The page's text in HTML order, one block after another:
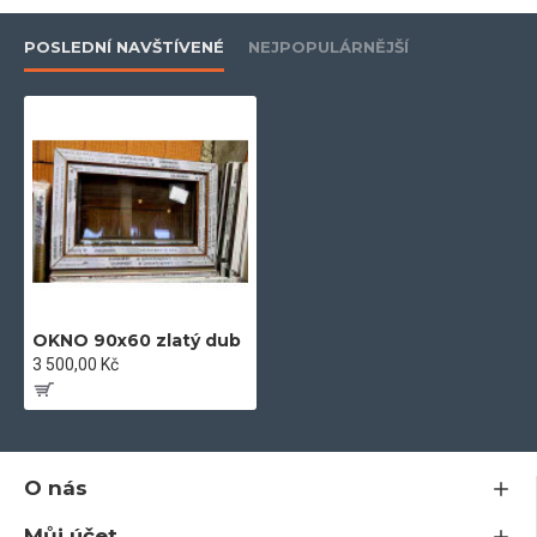
- 5-ti komorový profil
- kování Maco
- součinitel tepelného prostupu skla U =1 W/m 2k
- plastový profil stavební hloubky 71 mm
- odolný vůči povětrnostním vlivům a znečištění
- inovativní systém odvodu vody a vyšší propustnost
POSLEDNÍ NAVŠTÍVENÉ NEJPOPULÁRNĚJŠÍ
OKNO 90x60 zlatý dub
3 500,00 Kč
O nás